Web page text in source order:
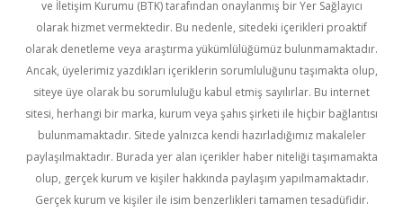
ve İletişim Kurumu (BTK) tarafından onaylanmış bir Yer Sağlayıcı
olarak hizmet vermektedir. Bu nedenle, sitedeki içerikleri proaktif
olarak denetleme veya araştırma yükümlülüğümüz bulunmamaktadır.
Ancak, üyelerimiz yazdıkları içeriklerin sorumluluğunu taşımakta olup,
siteye üye olarak bu sorumluluğu kabul etmiş sayılırlar. Bu internet
sitesi, herhangi bir marka, kurum veya şahıs şirketi ile hiçbir bağlantısı
bulunmamaktadır. Sitede yalnızca kendi hazırladığımız makaleler
paylaşılmaktadır. Burada yer alan içerikler haber niteliği taşımamakta
olup, gerçek kurum ve kişiler hakkında paylaşım yapılmamaktadır.
Gerçek kurum ve kişiler ile isim benzerlikleri tamamen tesadüfidir.